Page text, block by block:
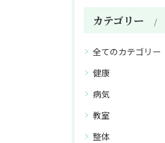
カテゴリー
全てのカテゴリー
健康
病気
教室
整体